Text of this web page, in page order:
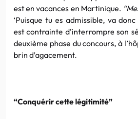
est en vacances en Martinique.
‘Puisque tu es admissible, va donc
est contrainte d’interrompre son
deuxième phase du concours, à
brin d’agacement.
“Conquérir cette légitimité”